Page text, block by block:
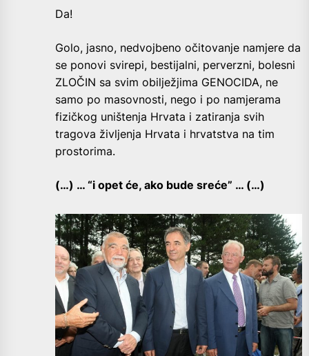
Da!
Golo, jasno, nedvojbeno očitovanje namjere da
se ponovi svirepi, bestijalni, perverzni, bolesni
ZLOČIN sa svim obilježjima GENOCIDA, ne
samo po masovnosti, nego i po namjerama
fizičkog uništenja Hrvata i zatiranja svih
tragova življenja Hrvata i hrvatstva na tim
prostorima.
(…) … “i opet će, ako bude sreće” … (…)